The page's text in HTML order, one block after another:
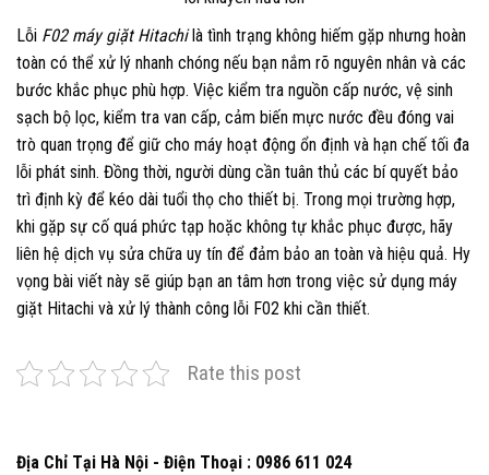
Lỗi F02 máy giặt Hitachilà tình trạng không hiếm gặp nhưng hoàn
toàn có thể xử lý nhanh chóng nếu bạn nắm rõ nguyên nhân và các
bước khắc phục phù hợp. Việc kiểm tra nguồn cấp nước, vệ sinh
sạch bộ lọc, kiểm tra van cấp, cảm biến mực nước đều đóng vai
trò quan trọng để giữ cho máy hoạt động ổn định và hạn chế tối đa
lỗi phát sinh. Đồng thời, người dùng cần tuân thủ các bí quyết bảo
trì định kỳ để kéo dài tuổi thọ cho thiết bị. Trong mọi trường hợp,
khi gặp sự cố quá phức tạp hoặc không tự khắc phục được, hãy
liên hệ dịch vụ sửa chữa uy tín để đảm bảo an toàn và hiệu quả. Hy
vọng bài viết này sẽ giúp bạn an tâm hơn trong việc sử dụng máy
giặt Hitachi và xử lý thành công lỗi F02 khi cần thiết.
Rate this post
Địa Chỉ Tại Hà Nội - Điện Thoại : 0986 611 024